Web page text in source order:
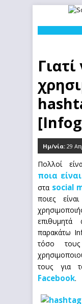
Ημ/νία: 29
Πολλοί
ποια
στα social
ποιες
παρακάτω
τόσο
τους για
Facebook.